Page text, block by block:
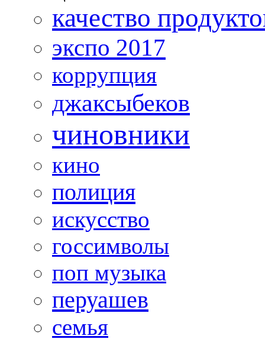
качество
экспо 2017
коррупция
джаксыбеков
чиновники
кино
полиция
искусство
госсимволы
поп музыка
перуашев
семья